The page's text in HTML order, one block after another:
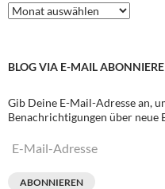
Archive
BLOG VIA E-MAIL
Gib Deine E-Mail-Adresse an,
Benachrichtigungen über neue
E-
ABONNIEREN